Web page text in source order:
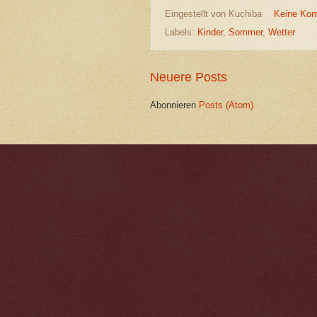
Eingestellt von Kuchiba
Keine
Labels: Kinder, Sommer, Wetter
Neuere Posts
Abonnieren Posts (Atom)